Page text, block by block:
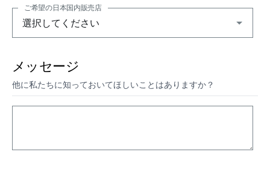
ご希望の日本国内販売店
メッセージ
他に私たちに知っておいてほしいことはありますか？